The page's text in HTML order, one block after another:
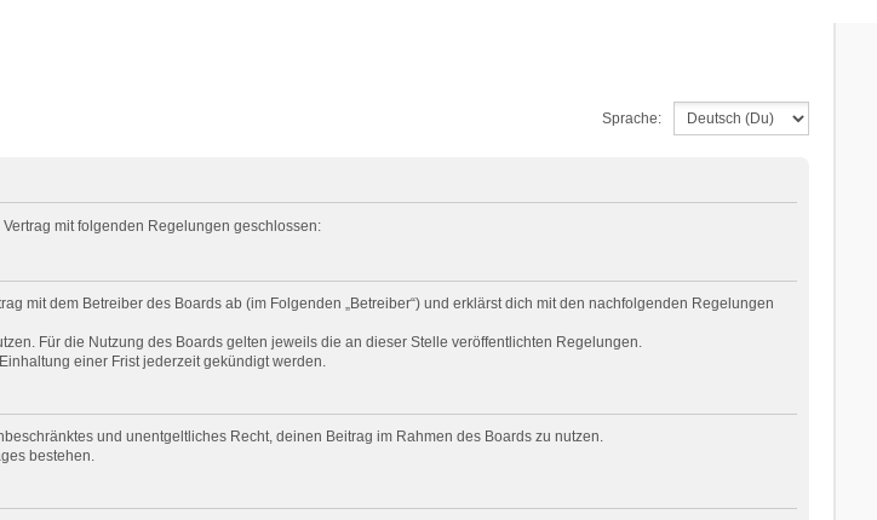
Sprache:
Vertrag mit folgenden Regelungen geschlossen:
mit dem Betreiber des Boards ab (im Folgenden „Betreiber“) und erklärst dich mit den nachfolgenden Regelungen
Für die Nutzung des Boards gelten jeweils die an dieser Stelle veröffentlichten Regelungen.
einer Frist jederzeit gekündigt werden.
und unentgeltliches Recht, deinen Beitrag im Rahmen des Boards zu nutzen.
bestehen.